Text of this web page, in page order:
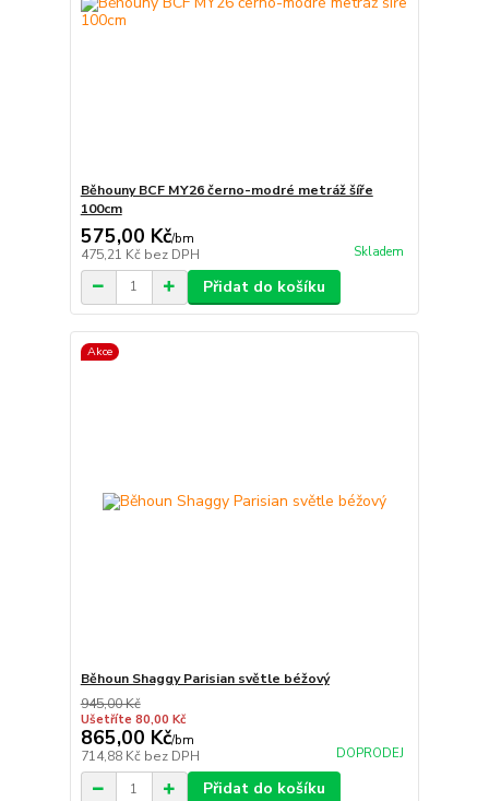
Běhouny BCF MY26 černo-modré metráž šíře
100cm
575,00 Kč/bm
475,21 Kč bez DPH Skladem
Přidat do košíku
Akce
Běhoun Shaggy Parisian světle béžový
945,00 Kč
Ušetříte 80,00 Kč
865,00 Kč/bm
714,88 Kč bez DPH DOPRODEJ
Přidat do košíku